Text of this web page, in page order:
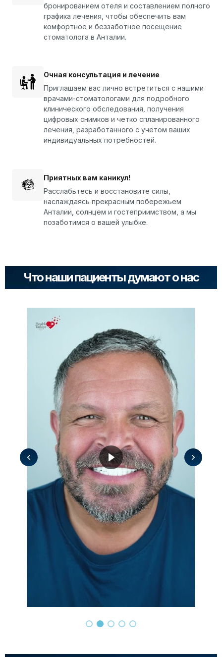
бронированием отеля и составлением полного
графика лечения, чтобы обеспечить вам
комфортное и беззаботное посещение
стоматолога в Анталии.
Очная консультация и лечение
Приглашаем вас лично встретиться с нашими
врачами-стоматологами для подробного
клинического обследования, получения
цифровых снимков и четко спланированного
лечения, разработанного с учетом ваших
индивидуальных потребностей.
Приятных вам каникул!
Расслабьтесь и восстановите силы,
наслаждаясь прекрасным побережьем
Анталии, солнцем и гостеприимством, а мы
позаботимся о вашей улыбке.
Что наши пациенты думают о нас